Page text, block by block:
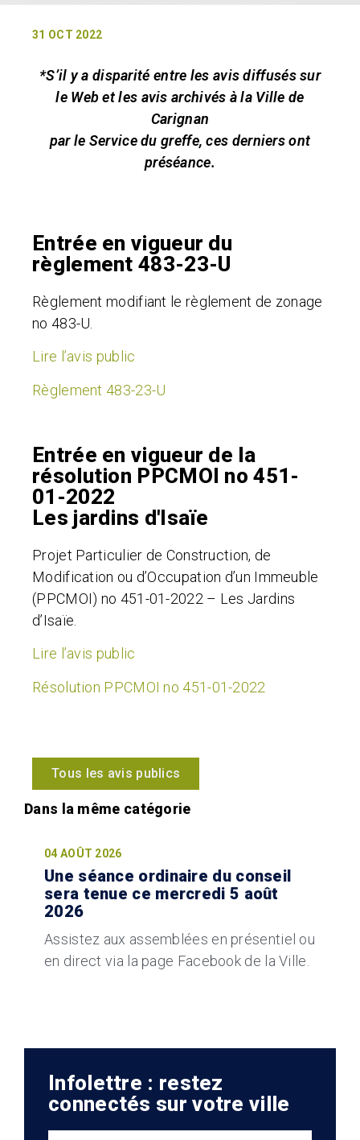
31 OCT 2022
*S’il y a disparité entre les avis diffusés sur
le Web et les avis archivés à la Ville de
Carignan
par le Service du greffe, ces derniers ont
préséance.
Entrée en vigueur du
règlement 483-23-U
Règlement modifiant le règlement de zonage
no 483-U.
Lire l’avis public
Règlement 483-23-U
Entrée en vigueur de la
résolution PPCMOI no 451-
01-2022
Les jardins d'Isaïe
Projet Particulier de Construction, de
Modification ou d’Occupation d’un Immeuble
(PPCMOI) no 451-01-2022 – Les Jardins
d’Isaïe.
Lire l’avis public
Résolution PPCMOI no 451-01-2022
Tous les avis publics
04 AOÛT 2026
Une séance ordinaire du conseil
sera tenue ce mercredi 5 août
2026
Assistez aux assemblées en présentiel ou
en direct via la page Facebook de la Ville.
Infolettre : restez
connectés sur votre ville